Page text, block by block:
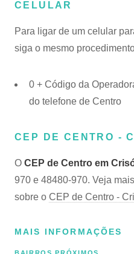
CELULAR
Para ligar de um celular
siga o mesmo
0 + Código da
do telefone de Centro
CEP DE CENTRO -
O CEP de Centro em
970 e 48480-970. Veja
sobre o CEP de Centro -
MAIS INFORMAÇÕES